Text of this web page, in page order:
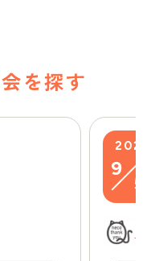
を探す
2026
9
5